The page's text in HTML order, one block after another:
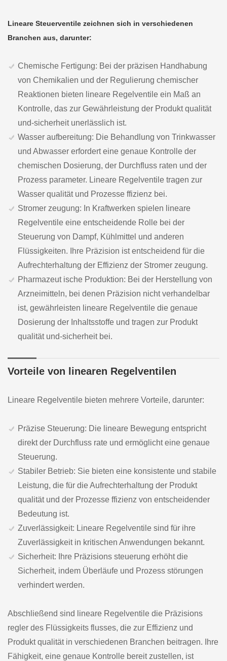
Lineare Steuerventile zeichnen sich in verschiedenen
Branchen aus, darunter:
Chemische Fertigung: Bei der präzisen Handhabung
von Chemikalien und der Regulierung chemischer
Reaktionen bieten lineare Regelventile ein Maß an
Kontrolle, das zur Gewährleistung der Produkt qualität
und-sicherheit unerlässlich ist.
Wasser aufbereitung: Die Behandlung von Trinkwasser
und Abwasser erfordert eine genaue Kontrolle der
chemischen Dosierung, der Durchfluss raten und der
Prozess parameter. Lineare Regelventile tragen zur
Wasser qualität und Prozesse ffizienz bei.
Stromer zeugung: In Kraftwerken spielen lineare
Regelventile eine entscheidende Rolle bei der
Steuerung von Dampf, Kühlmittel und anderen
Flüssigkeiten. Ihre Präzision ist entscheidend für die
Aufrechterhaltung der Effizienz der Stromer zeugung.
Pharmazeut ische Produktion: Bei der Herstellung von
Arzneimitteln, bei denen Präzision nicht verhandelbar
ist, gewährleisten lineare Regelventile die genaue
Dosierung der Inhaltsstoffe und tragen zur Produkt
qualität und-sicherheit bei.
Vorteile von linearen Regelventilen
Lineare Regelventile bieten mehrere Vorteile, darunter:
Präzise Steuerung: Die lineare Bewegung entspricht
direkt der Durchfluss rate und ermöglicht eine genaue
Steuerung.
Stabiler Betrieb: Sie bieten eine konsistente und stabile
Leistung, die für die Aufrechterhaltung der Produkt
qualität und der Prozesse ffizienz von entscheidender
Bedeutung ist.
Zuverlässigkeit: Lineare Regelventile sind für ihre
Zuverlässigkeit in kritischen Anwendungen bekannt.
Sicherheit: Ihre Präzisions steuerung erhöht die
Sicherheit, indem Überläufe und Prozess störungen
verhindert werden.
Abschließend sind lineare Regelventile die Präzisions
regler des Flüssigkeits flusses, die zur Effizienz und
Produkt qualität in verschiedenen Branchen beitragen. Ihre
Fähigkeit, eine genaue Kontrolle bereit zustellen, ist